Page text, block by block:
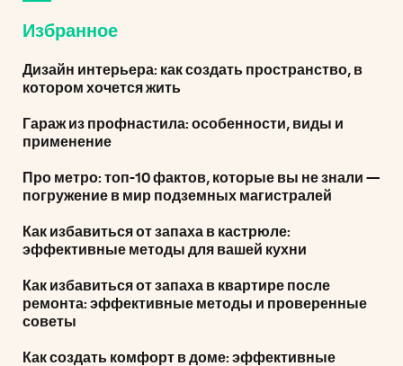
Избранное
Дизайн интерьера: как создать пространство, в
котором хочется жить
Гараж из профнастила: особенности, виды и
применение
Про метро: топ-10 фактов, которые вы не знали —
погружение в мир подземных магистралей
Как избавиться от запаха в кастрюле:
эффективные методы для вашей кухни
Как избавиться от запаха в квартире после
ремонта: эффективные методы и проверенные
советы
Как создать комфорт в доме: эффективные